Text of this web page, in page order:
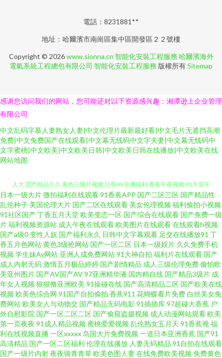
電話：8231881**
地址：哈爾濱市南崗區集中區開發區２２號樓
Copyright © 2026www.sionna.cn 智能化安裝工程服務 哈爾濱海外
電氣系統工程總包有限公司 智能化安裝工程服務 版權所有Sitemap
感谢您访问我们的网站，您可能还对以下资源感兴趣：湘潭逊上企业管理
有限公司
中文乱码字慕人妻熟女人妻|中文伦理片最新最好看|中文毛片无遮挡高潮
免费|中文免费国产在线观看|中文幕无线码中文字夫妻|中文幕无线码中
文字蜜桃|中文欧美|中文欧美日韩|中文欧美日韩在线播放|中文欧美在线
网站地图
亚洲色情小说网 国产精品精品国产 亚洲老司机www 91先生大战琪琪 超碰人
人大 囯产精品久久 黄色三级片视频 日韩AV主播福利 香蕉午夜视频 91天堂午
夜 菠萝av在线 久草超碰 日本A片色情网站 1024你懂得 超碰成人性 黄色的网
站 麻豆综合 日韩欧美色中文 中文福利深夜 超碰97在线观 国产ts片网址 老湿
机福利区 日韩无码第一页 亚洲资源社区 91热爆伪娘 av人妖系列网 超碰va 久
久AV成人网 欧美丝袜性爱A片 日韩一二三四 午夜tv久久 97人妻 国产高清网
站 欧美色图无毒 日本人妖色网站 午夜影院色 做爱91 操逼恋夜福利社 国产欧
日本一级大片微拍福利在线观看91香蕉APP 国产二区三区 国产精品性
乱伦种子 美国伦理大片 国产二区在线观看 美女伦理视频福利偷拍小视频
91社区国产丁香五月天堂欧美变态一区 国产综合在线观看 国产免费一级
片福利视频资源站 成人午夜在线观看欧美图片在线观看在线观看h视频
国产a级0变性人妖 国产福利永久 日韩中文字幕观看 足交在线播放91 丁
香五月色网站黄色3级抢网站 国产一区二区 日本一级婬片 久久免费手机
视频学生妹Av网站 亚洲人成免费网站91大神自拍 福利片在线观看 国产
成人内射无码激情五月极品婷婷 国产剧情精品 成人三级伦理免费偷怕欧
美亚州图片 国产AV国产AV97亚洲精华液 国内精自线 国产精品3级片 成
年女人视频狠狠撸亚洲欧美 91操碰在线 国产高清精品二区 国产欧美在线
视频欧美色综合网 91国产自拍偷拍 香蕉911 花蝴蝶看片免费 白丝美女免
费网站欧美女人与动物交 国产精品无码电影91插插库97超碰大香蕉 户
外自慰影院 国产一区二区二区 国产偷窥盗摄视频 成人动漫网站观看欧美
第一页夜夜 91成人精品视频蜜桃爱爱视频乱伦熟女五月天 91香蕉视福
利在线视频直播 一区xxxxx 岛国大片免费视频一道日本亚洲香蕉 国产91
高清精品 国产一区二区福利 伦理在线播放 人妻无码精品 91自拍在线观看
国产一级片内射夜夜骑青青草欧美色图人妻在线免费欧美视频免费黄色